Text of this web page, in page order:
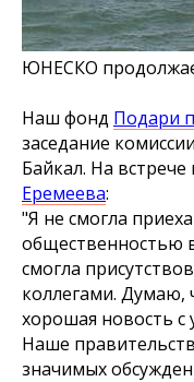
ЮНЕСКО
Наш фонд Подари
заседание
Байкал. На встрече
Еремеева:
"Я не смогла
общественностью
смогла
коллегами. Думаю,
хорошая новость
Наше
значимых